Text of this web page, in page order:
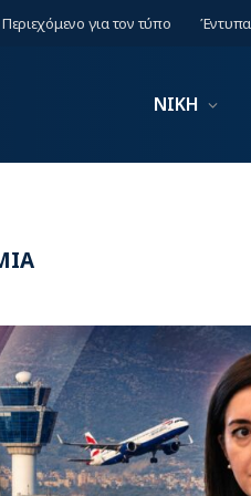
Περιεχόμενο για τον τύπο Έντυπα
ΝΙΚΗ